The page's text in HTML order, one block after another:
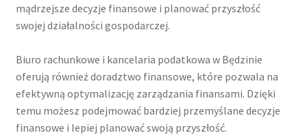
mądrzejsze decyzje finansowe i planować przyszłość
swojej działalności gospodarczej.
Biuro rachunkowe i kancelaria podatkowa w Będzinie
oferują również doradztwo finansowe, które pozwala na
efektywną optymalizację zarządzania finansami. Dzięki
temu możesz podejmować bardziej przemyślane decyzje
finansowe i lepiej planować swoją przyszłość.